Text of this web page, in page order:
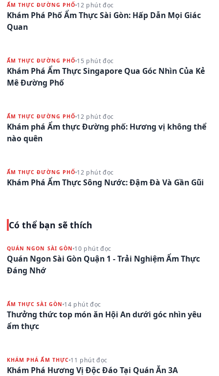
ẨM THỰC ĐƯỜNG PHỐ 12 phút đọc
Khám Phá Phố Ẩm Thực Sài Gòn: Hấp Dẫn Mọi Giác
Quan
ẨM THỰC ĐƯỜNG PHỐ 15 phút đọc
Khám Phá Ẩm Thực Singapore Qua Góc Nhìn Của Kẻ
Mê Đường Phố
ẨM THỰC ĐƯỜNG PHỐ 12 phút đọc
Khám phá Ẩm thực Đường phố: Hương vị không thể
nào quên
ẨM THỰC ĐƯỜNG PHỐ 12 phút đọc
Khám Phá Ẩm Thực Sông Nước: Đậm Đà Và Gần Gũi
Có thể bạn sẽ thích
QUÁN NGON SÀI GÒN 10 phút đọc
Quán Ngon Sài Gòn Quận 1 - Trải Nghiệm Ẩm Thực
Đáng Nhớ
ẨM THỰC SÀI GÒN 14 phút đọc
Thưởng thức top món ăn Hội An dưới góc nhìn yêu
ẩm thực
KHÁM PHÁ ẨM THỰC 11 phút đọc
Khám Phá Hương Vị Độc Đáo Tại Quán Ăn 3A